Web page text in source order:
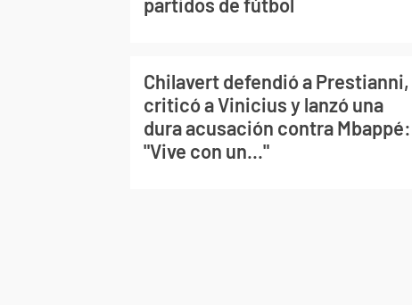
Chilavert defendió a Prestianni,
criticó a Vinicius y lanzó una
dura acusación contra Mbappé:
"Vive con un..."